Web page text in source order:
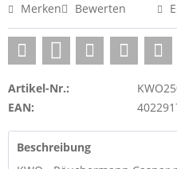
Merken Bewerten
Artikel-Nr.:
EAN:
Beschreibung